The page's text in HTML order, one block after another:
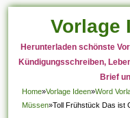
Vorlage
Herunterladen schönste
Kündigungsschreiben,
Brief
Home»Vorlage Ideen»Word
Müssen»Toll Frühstück Das ist